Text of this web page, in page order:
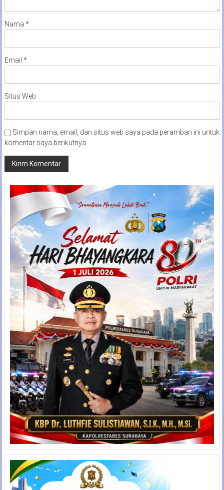
Nama *
Email *
Situs Web
Simpan nama, email, dan situs web saya pada peramban ini untuk
komentar saya berikutnya.